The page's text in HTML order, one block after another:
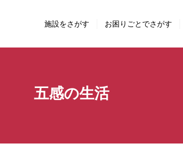
施設をさがす お困りごとでさがす
五感の生活